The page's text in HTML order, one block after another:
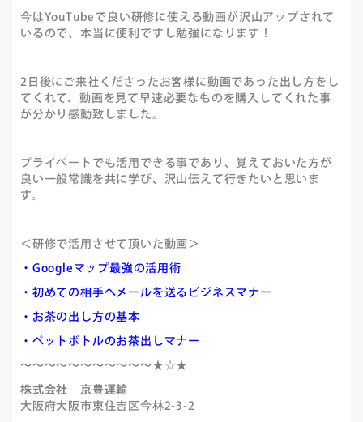
今はYouTubeで良い研修に使える動画が沢山アップされて
いるので、本当に便利ですし勉強になります！
2日後にご来社くださったお客様に動画であった出し方をし
てくれて、動画を見て早速必要なものを購入してくれた事
が分かり感動致しました。
プライベートでも活用できる事であり、覚えておいた方が
良い一般常識を共に学び、沢山伝えて行きたいと思いま
す。
＜研修で活用させて頂いた動画＞
・Googleマップ最強の活用術
・初めての相手へメールを送るビジネスマナー
・お茶の出し方の基本
・ペットボトルのお茶出しマナー
～～～～～～～～～～～★☆★
株式会社 京豊運輸
大阪府大阪市東住吉区今林2-3-2